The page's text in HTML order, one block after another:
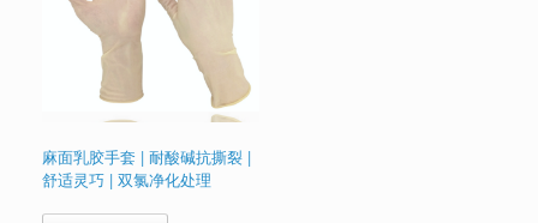
麻面乳胶手套 | 耐酸碱抗撕裂 |
舒适灵巧 | 双氯净化处理